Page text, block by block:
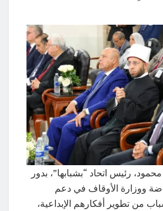
رئيس اتحاد “بشبابها”، بدور
ووزارة الأوقاف في دعم
من تطوير أفكارهم الإبداعية،